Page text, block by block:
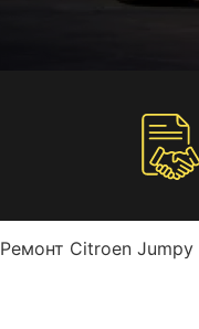
Ремонт Citroen Jumpy